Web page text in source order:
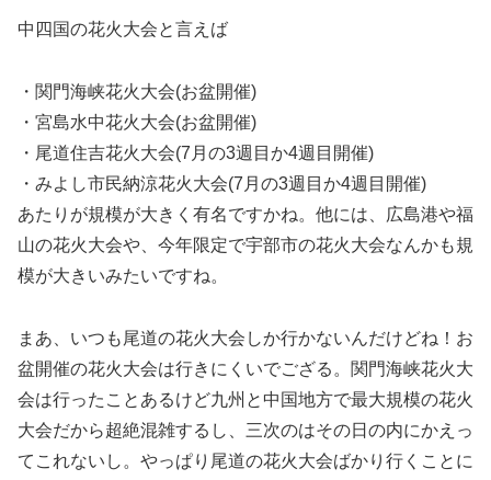
中四国の花火大会と言えば
・関門海峡花火大会(お盆開催)
・宮島水中花火大会(お盆開催)
・尾道住吉花火大会(7月の3週目か4週目開催)
・みよし市民納涼花火大会(7月の3週目か4週目開催)
あたりが規模が大きく有名ですかね。他には、広島港や福
山の花火大会や、今年限定で宇部市の花火大会なんかも規
模が大きいみたいですね。
まあ、いつも尾道の花火大会しか行かないんだけどね！お
盆開催の花火大会は行きにくいでござる。関門海峡花火大
会は行ったことあるけど九州と中国地方で最大規模の花火
大会だから超絶混雑するし、三次のはその日の内にかえっ
てこれないし。やっぱり尾道の花火大会ばかり行くことに